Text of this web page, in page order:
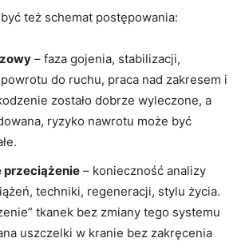
też schemat postępowania:
– faza gojenia, stabilizacji,
do ruchu, praca nad zakresem i
zostało dobrze wyleczone, a
ryzyko nawrotu może być
przeciążenie – konieczność analizy
techniki, regeneracji, stylu życia.
tkanek bez zmiany tego systemu
uszczelki w kranie bez zakręcenia